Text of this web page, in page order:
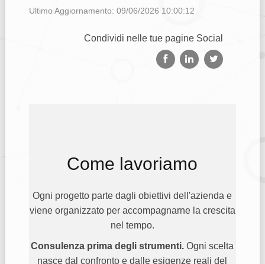
Ultimo Aggiornamento: 09/06/2026 10:00:12
Condividi nelle tue pagine Social
Come lavoriamo
Ogni progetto parte dagli obiettivi dell'azienda e
viene organizzato per accompagnarne la crescita
nel tempo.
Consulenza prima degli strumenti. Ogni scelta
nasce dal confronto e dalle esigenze reali del